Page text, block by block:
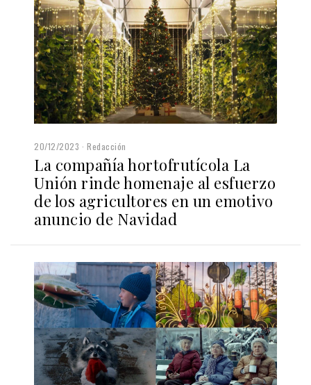
20/12/2023 Redacción
La compañía hortofrutícola La
Unión rinde homenaje al esfuerzo
de los agricultores en un emotivo
anuncio de Navidad